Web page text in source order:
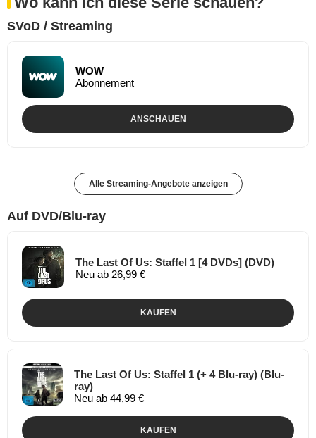
SVoD / Streaming
WOW
Abonnement
ANSCHAUEN
Alle Streaming-Angebote anzeigen
Auf DVD/Blu-ray
The Last Of Us: Staffel 1 [4 DVDs] (DVD)
Neu ab 26,99 €
KAUFEN
The Last Of Us: Staffel 1 (+ 4 Blu-ray) (Blu-
ray)
Neu ab 44,99 €
KAUFEN